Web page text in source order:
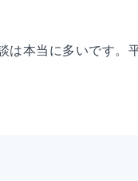
は本当に多いです。